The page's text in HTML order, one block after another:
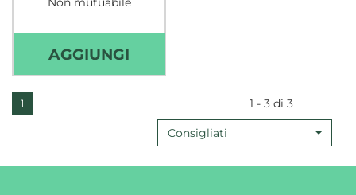
AGGIUNGI
SET
ELETTR AL
CARRELLO
1 1 - 3 di 3
Consigliati